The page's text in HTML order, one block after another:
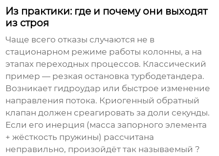
Из практики: где и почему они выходят
из строя
Чаще всего отказы случаются не в
стационарном режиме работы колонны, а на
этапах переходных процессов. Классический
пример — резкая остановка турбодетандера.
Возникает гидроудар или быстрое изменение
направления потока. Криогенный обратный
клапан должен среагировать за доли секунды.
Если его инерция (масса запорного элемента
+ жёсткость пружины) рассчитана
неправильно, произойдёт так называемый ?